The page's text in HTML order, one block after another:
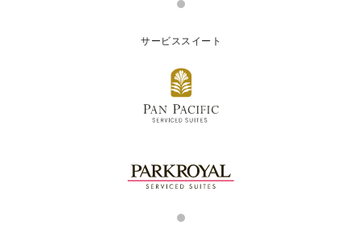
サービススイート